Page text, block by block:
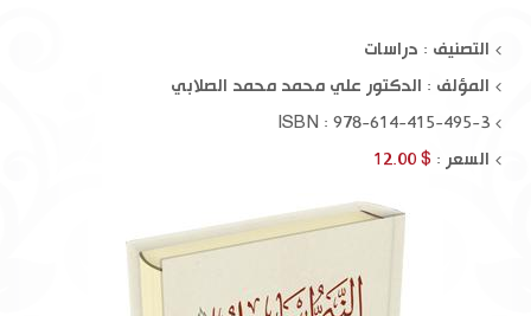
التصنيف : دراسات
المؤلف : الدكتور علي محمد محمد الصلابي
ISBN : 978-614-415-495-3
السعر : $ 12.00